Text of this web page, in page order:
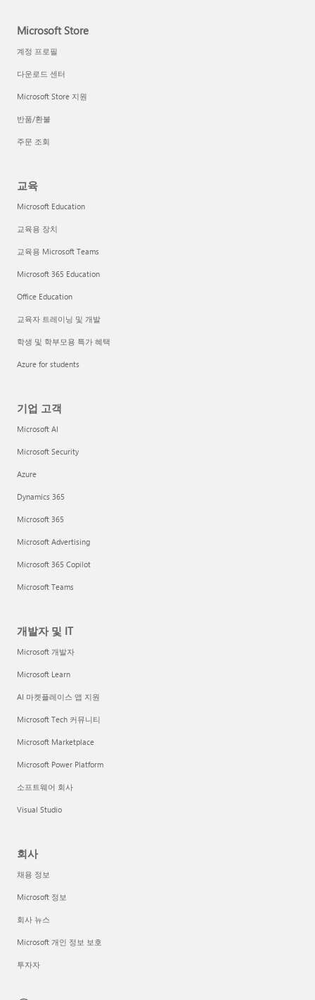
Microsoft Store
계정 프로필
다운로드 센터
Microsoft Store 지원
반품/환불
주문 조회
교육
Microsoft Education
교육용 장치
교육용 Microsoft Teams
Microsoft 365 Education
Office Education
교육자 트레이닝 및 개발
학생 및 학부모용 특가 혜택
Azure for students
기업 고객
Microsoft AI
Microsoft Security
Azure
Dynamics 365
Microsoft 365
Microsoft Advertising
Microsoft 365 Copilot
Microsoft Teams
개발자 및 IT
Microsoft 개발자
Microsoft Learn
AI 마켓플레이스 앱 지원
Microsoft Tech 커뮤니티
Microsoft Marketplace
Microsoft Power Platform
소프트웨어 회사
Visual Studio
회사
채용 정보
Microsoft 정보
회사 뉴스
Microsoft 개인 정보 보호
투자자